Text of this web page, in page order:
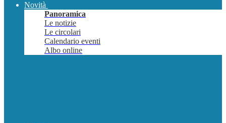
Novità
Panoramica
Le notizie
Le circolari
Calendario eventi
Albo online